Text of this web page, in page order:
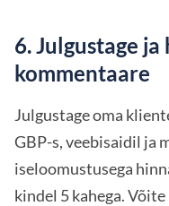
6. Julgustage
kommentaare
Julgustage oma
GBP-s, veebisaidil ja
iseloomustusega
kindel 5 kahega.